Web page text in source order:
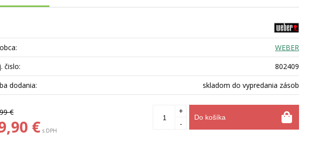
WEBER
čislo:
802409
dodania:
skladom do vypredania zásob
€
€ s DPH
Do košíka
+
-